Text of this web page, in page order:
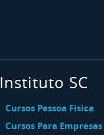
Instituto SC
Cursos Pessoa Física
Cursos Para Empresas